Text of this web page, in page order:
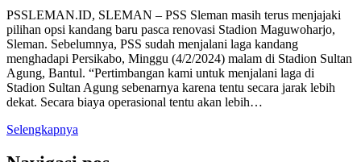
PSSLEMAN.ID, SLEMAN – PSS Sleman masih terus menjajaki
pilihan opsi kandang baru pasca renovasi Stadion Maguwoharjo,
Sleman. Sebelumnya, PSS sudah menjalani laga kandang
menghadapi Persikabo, Minggu (4/2/2024) malam di Stadion Sultan
Agung, Bantul. “Pertimbangan kami untuk menjalani laga di
Stadion Sultan Agung sebenarnya karena tentu secara jarak lebih
dekat. Secara biaya operasional tentu akan lebih…
Selengkapnya